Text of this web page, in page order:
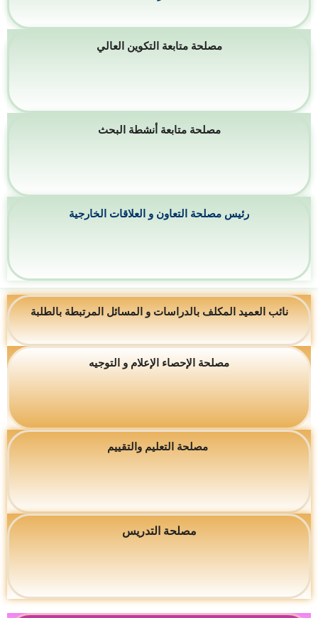
مصلحة متابعة التكوين العالي
مصلحة متابعة أنشطة البحث
رئيس مصلحة التعاون و العلاقات الخارجية
نائب العميد المكلف بالدراسات و المسائل المرتبطة بالطلبة
مصلحة الإحصاء الإعلام و التوجيه
مصلحة التعليم والتقييم
مصلحة التدريس